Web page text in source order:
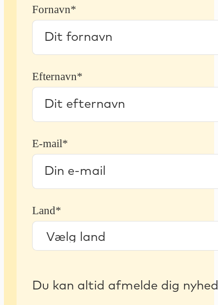
Fornavn*
Efternavn*
E-mail*
Land*
Du kan altid afmelde dig